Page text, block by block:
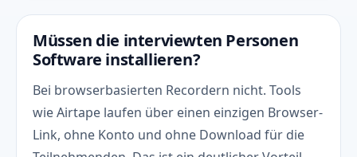
Müssen die interviewten Personen
Software installieren?
Bei browserbasierten Recordern nicht. Tools
wie Airtape laufen über einen einzigen Browser-
Link, ohne Konto und ohne Download für die